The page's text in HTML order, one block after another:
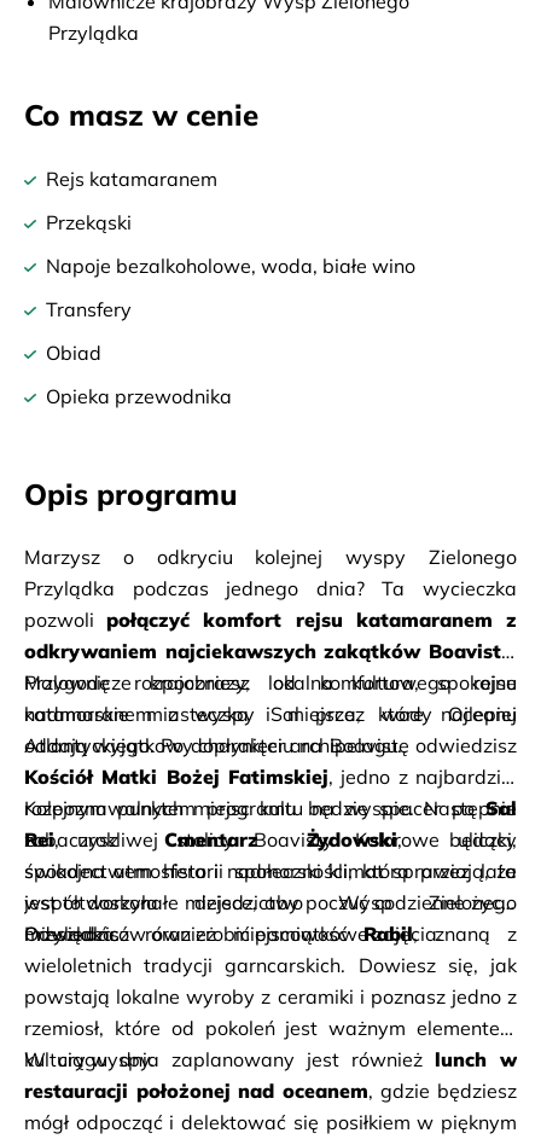
Przylądka
Co masz w cenie
Rejs katamaranem
Przekąski
Napoje bezalkoholowe, woda, białe wino
Transfery
Obiad
Opieka przewodnika
Opis programu
Marzysz o odkryciu kolejnej wyspy Zielonego
Przylądka podczas jednego dnia? Ta wycieczka
pozwoli połączyć komfort rejsu katamaranem z
odkrywaniem najciekawszych zakątków Boavisty.
Malownicze krajobrazy, lokalna kultura, spokojne
nadmorskie miasteczka i miejsca, które najlepiej
oddają wyjątkowy charakter archipelagu.
Przygodę rozpoczniesz od komfortowego rejsu
katamaranem z wyspy Sal przez wody Oceanu
Kościół Matki Bożej Fatimskiej, jedno z najbardziej
rozpoznawalnych miejsc kultu na wyspie. Następnie
zobaczysz Cmentarz Żydowski, będący
świadectwem historii społeczności, która przez lata
współtworzyła dziedzictwo Wysp Zielonego
Przylądka.
Kolejnym punktem programu będzie spacer po Sal
Rei, urokliwej stolicy Boavisty. Kolorowe uliczki,
spokojna atmosfera i nadmorski klimat sprawiają, że
jest to doskonałe miejsce, aby poczuć codzienne życie
mieszkańców oraz zrobić pamiątkowe zdjęcia.
Odwiedzisz również miejscowość Rabil, znaną z
wieloletnich tradycji garncarskich. Dowiesz się, jak
powstają lokalne wyroby z ceramiki i poznasz jedno z
rzemiosł, które od pokoleń jest ważnym elementem
kultury wyspy.
W ciągu dnia zaplanowany jest również lunch w
restauracji położonej nad oceanem, gdzie będziesz
mógł odpocząć i delektować się posiłkiem w pięknym